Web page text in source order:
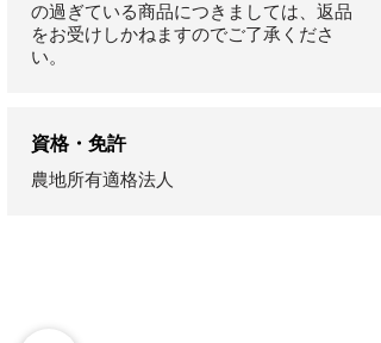
の過ぎている商品につきましては、返品
をお受けしかねますのでご了承くださ
い。
資格・免許
農地所有適格法人